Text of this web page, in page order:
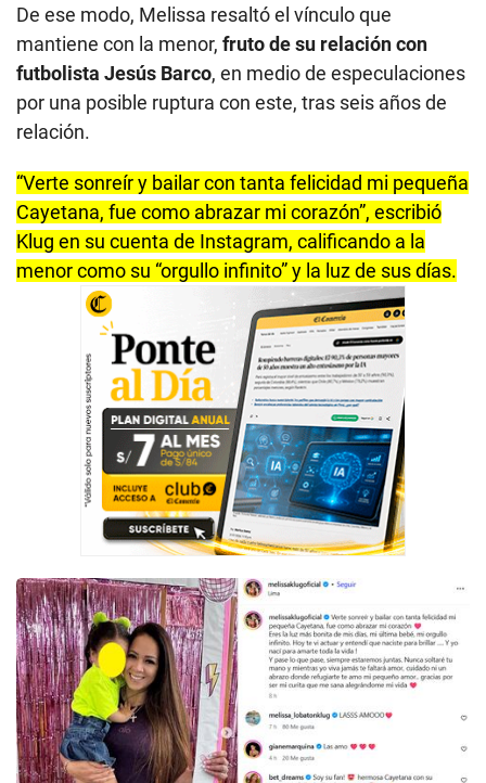
De ese modo, Melissa resaltó el vínculo que
mantiene con la menor, fruto de su relación con
futbolista Jesús Barco, en medio de especulaciones
por una posible ruptura con este, tras seis años de
relación.
“Verte sonreír y bailar con tanta felicidad mi pequeña
Cayetana, fue como abrazar mi corazón”, escribió
Klug en su cuenta de Instagram, calificando a la
menor como su “orgullo infinito” y la luz de sus días.